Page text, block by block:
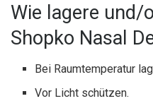
Wie lagere und/
Shopko Nasal
Bei Raumtemperatur
Vor Licht schützen.